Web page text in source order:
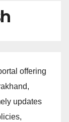
offering
updates